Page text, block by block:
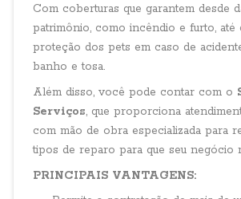
Com coberturas que garantem desde
patrimônio, como incêndio e furto, até
proteção dos pets em caso de
banho e tosa.
Além disso, você pode contar com o
Serviços, que proporciona
com mão de obra especializada para
tipos de reparo para que seu negócio
PRINCIPAIS VANTAGENS: